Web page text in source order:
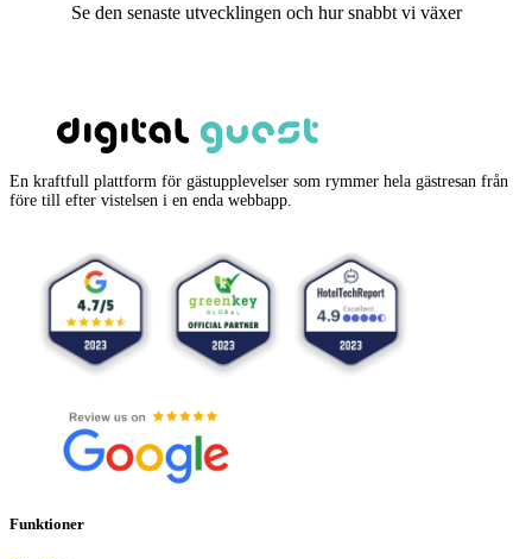
Se den senaste utvecklingen och hur snabbt vi växer
En kraftfull plattform för gästupplevelser som rymmer hela gästresan från
före till efter vistelsen i en enda webbapp.
Funktioner